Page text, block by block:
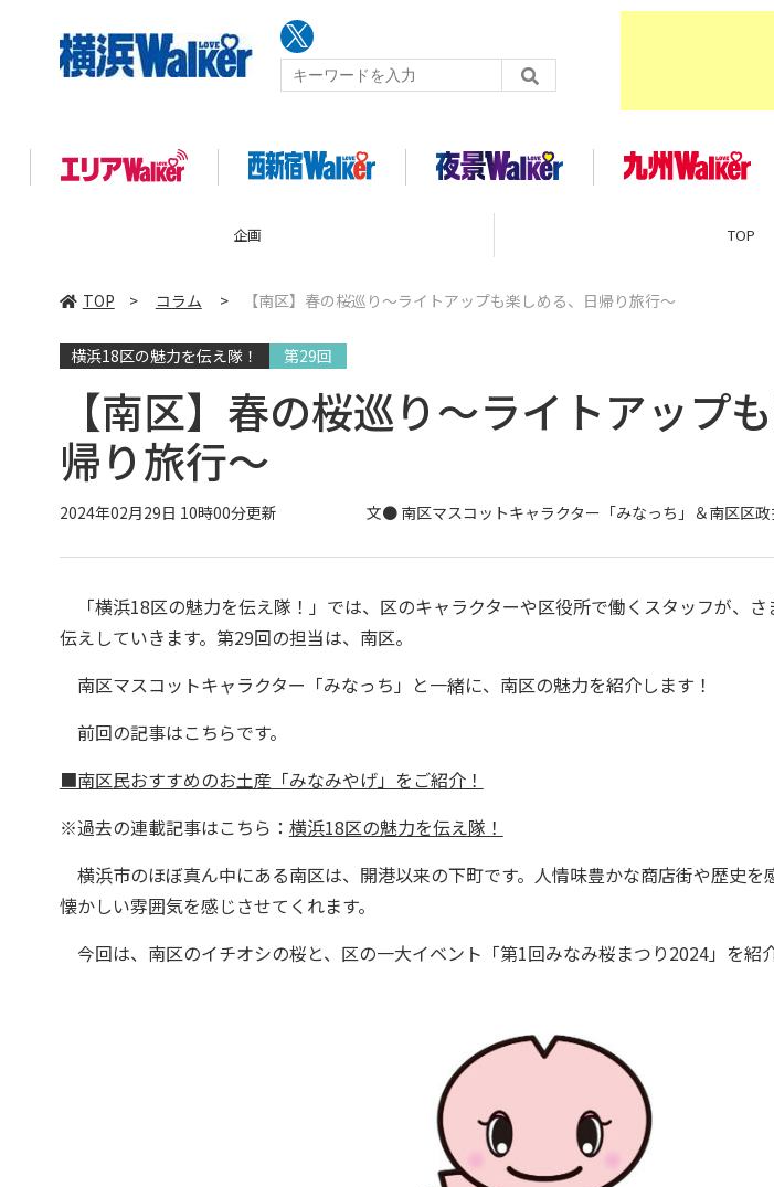
企画 TOP
TOP > コラム > 【南区】春の桜巡り～ライトアップも楽しめる、日帰り旅行～
横浜18区の魅力を伝え隊！ 第29回
【南区】春の桜巡り～ライトアップ
帰り旅行～
2024年02月29日 10時00分更新 文● 南区マスコットキャラクター「みなっち」＆南区区
「横浜18区の魅力を伝え隊！」では、区のキャラクターや区役所で働くスタッフが、
伝えしていきます。第29回の担当は、南区。
南区マスコットキャラクター「みなっち」と一緒に、南区の魅力を紹介します！
前回の記事はこちらです。
■南区民おすすめのお土産「みなみやげ」をご紹介！
※過去の連載記事はこちら： 横浜18区の魅力を伝え隊！
横浜市のほぼ真ん中にある南区は、開港以来の下町です。人情味豊かな商店街や歴史
懐かしい雰囲気を感じさせてくれます。
今回は、南区のイチオシの桜と、区の一大イベント「第1回みなみ桜まつり2024」を紹